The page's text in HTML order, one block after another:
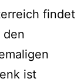
findet
den
ist